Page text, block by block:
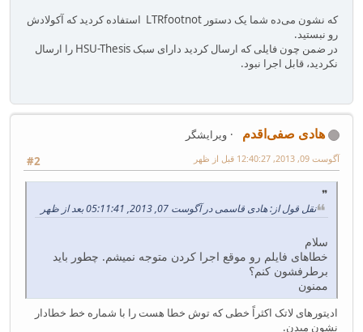
که نشون می‌ده شما یک دستور LTRfootnot‌ استفاده کردید که آکولادش
رو نبستید.
در ضمن چون فایلی که ارسال کردید دارای سبک HSU-Thesis را ارسال
نکردید، قابل اجرا نبود.
هادی صفی‌اقدم
ویرایشگر
#2
آگوست 09, 2013, 12:40:27 قبل از ظهر
نقل قول از: هادی قاسمی در آگوست 07, 2013, 05:11:41 بعد از ظهر
سلام
خطاهای فایلم رو موقع اجرا کردن متوجه نمیشم. چطور باید
برطرفشون کنم؟
ممنون
ادیتورهای لاتک اکثراً خطی که توش خطا هست را با شماره خط خطا‌دار
نشون میدن.